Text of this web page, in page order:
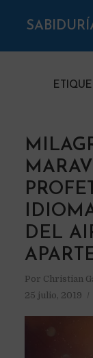
DEL
Por Christian
25 julio, 2019